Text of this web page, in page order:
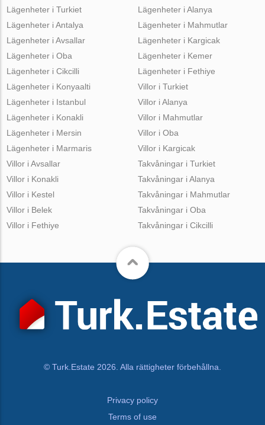
Lägenheter i Turkiet
Lägenheter i Antalya
Lägenheter i Avsallar
Lägenheter i Oba
Lägenheter i Cikcilli
Lägenheter i Alanya
Lägenheter i Mahmutlar
Lägenheter i Kargicak
Lägenheter i Kemer
Lägenheter i Fethiye
Lägenheter i Konyaalti
Lägenheter i Istanbul
Lägenheter i Konakli
Lägenheter i Mersin
Lägenheter i Marmaris
Villor i Turkiet
Villor i Alanya
Villor i Mahmutlar
Villor i Oba
Villor i Kargicak
Villor i Avsallar
Villor i Konakli
Villor i Kestel
Villor i Belek
Villor i Fethiye
Takvåningar i Turkiet
Takvåningar i Alanya
Takvåningar i Mahmutlar
Takvåningar i Oba
Takvåningar i Cikcilli
© Turk.Estate 2026. Alla rättigheter förbehållna.
Privacy policy
Terms of use